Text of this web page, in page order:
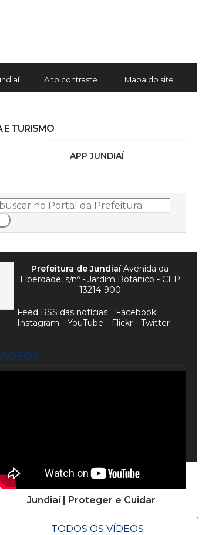
Alto contraste Mapa do site
APP JUNDIAÍ
E TURISMO
Jundiaí | Proteger e Cuidar
TODOS OS VÍDEOS
Prefeitura de JundiaíAvenida da
Liberdade, s/nº - Jardim Botânico - CEP
13214-900
Feed RSS das notícias
Facebook
Instagram
YouTube Flickr Twitter